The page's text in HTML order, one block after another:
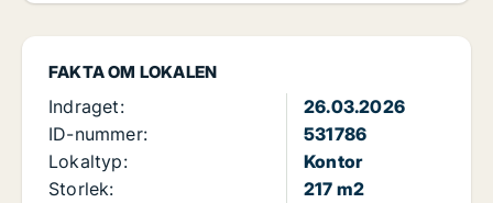
FAKTA OM LOKALEN
Indraget:
26.03.2026
ID-nummer:
531786
Lokaltyp:
Kontor
Storlek:
217 m2